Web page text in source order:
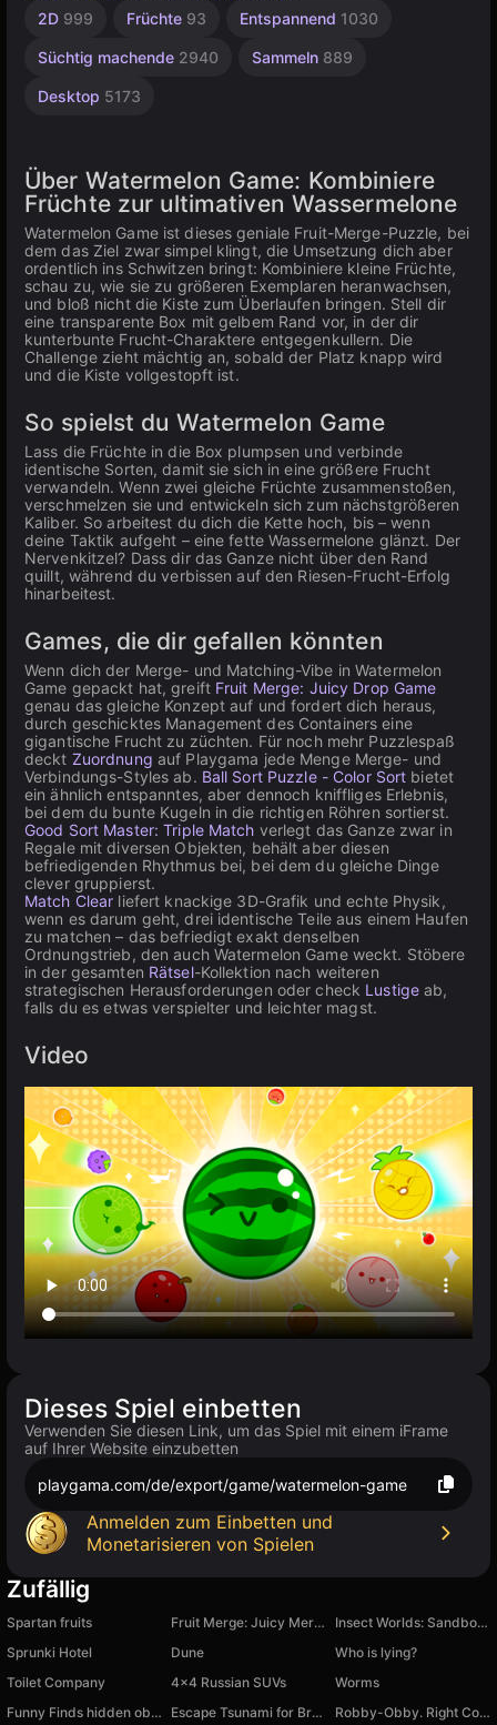
2D 999 Früchte 93 Entspannend 1030
Süchtig machende 2940 Sammeln 889
Desktop 5173
Für 1
4143
Browser
Konstruktion
Über Watermelon Game: Kombiniere
Früchte zur ultimativen Wassermelone
Watermelon Game ist dieses geniale Fruit-Merge-Puzzle, bei
dem das Ziel zwar simpel klingt, die Umsetzung dich aber
ordentlich ins Schwitzen bringt: Kombiniere kleine Früchte,
schau zu, wie sie zu größeren Exemplaren heranwachsen,
und bloß nicht die Kiste zum Überlaufen bringen. Stell dir
eine transparente Box mit gelbem Rand vor, in der dir
kunterbunte Frucht-Charaktere entgegenkullern. Die
Challenge zieht mächtig an, sobald der Platz knapp wird
und die Kiste vollgestopft ist.
So spielst du Watermelon Game
Lass die Früchte in die Box plumpsen und verbinde
identische Sorten, damit sie sich in eine größere Frucht
verwandeln. Wenn zwei gleiche Früchte zusammenstoßen,
verschmelzen sie und entwickeln sich zum nächstgrößeren
Kaliber. So arbeitest du dich die Kette hoch, bis – wenn
deine Taktik aufgeht – eine fette Wassermelone glänzt. Der
Nervenkitzel? Dass dir das Ganze nicht über den Rand
quillt, während du verbissen auf den Riesen-Frucht-Erfolg
hinarbeitest.
Games, die dir gefallen könnten
Wenn dich der Merge- und Matching-Vibe in Watermelon
Game gepackt hat, greift Fruit Merge: Juicy Drop Game
genau das gleiche Konzept auf und fordert dich heraus,
durch geschicktes Management des Containers eine
gigantische Frucht zu züchten. Für noch mehr Puzzlespaß
deckt Zuordnung auf Playgama jede Menge Merge- und
Verbindungs-Styles ab. Ball Sort Puzzle - Color Sort bietet
ein ähnlich entspanntes, aber dennoch kniffliges Erlebnis,
bei dem du bunte Kugeln in die richtigen Röhren sortierst.
Good Sort Master: Triple Match verlegt das Ganze zwar in
Regale mit diversen Objekten, behält aber diesen
befriedigenden Rhythmus bei, bei dem du gleiche Dinge
clever gruppierst.
Match Clear liefert knackige 3D-Grafik und echte Physik,
wenn es darum geht, drei identische Teile aus einem Haufen
zu matchen – das befriedigt exakt denselben
Ordnungstrieb, den auch Watermelon Game weckt. Stöbere
in der gesamten Rätsel-Kollektion nach weiteren
strategischen Herausforderungen oder check Lustige ab,
falls du es etwas verspielter und leichter magst.
Video
Dieses Spiel einbetten
Verwenden Sie diesen Link, um das Spiel mit einem iFrame
auf Ihrer Website einzubetten
playgama.com/de/export/game/watermelon-game
Anmelden zum Einbetten und
Monetarisieren von Spielen
Zufällig
Spartan fruits Fruit Merge: Juicy Merge 2048
Insect Worlds: Sandbox and Life Simulation
Sprunki Hotel
Dune
Who is lying?
Toilet Company
4x4 Russian SUVs
Worms
Funny Finds hidden object game
Escape Tsunami for Brainrots
Robby-Obby. Right Color Block!